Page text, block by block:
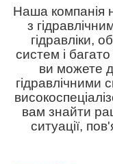
Наша компанія
з
гідравліки,
систем і
ви можете
гідравлічними
вам знайти
ситуації,